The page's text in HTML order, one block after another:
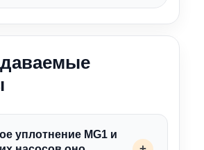
уплотнение MG1 и